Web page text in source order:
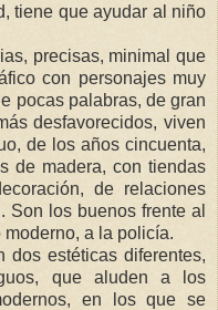
tiene que ayudar al niño
precisas, minimal que
con personajes muy
pocas palabras, de gran
desfavorecidos, viven
de los años cincuenta,
de madera, con tiendas
de relaciones
Son los buenos frente al
a la policía.
dos estéticas diferentes,
que aluden a los
en los que se